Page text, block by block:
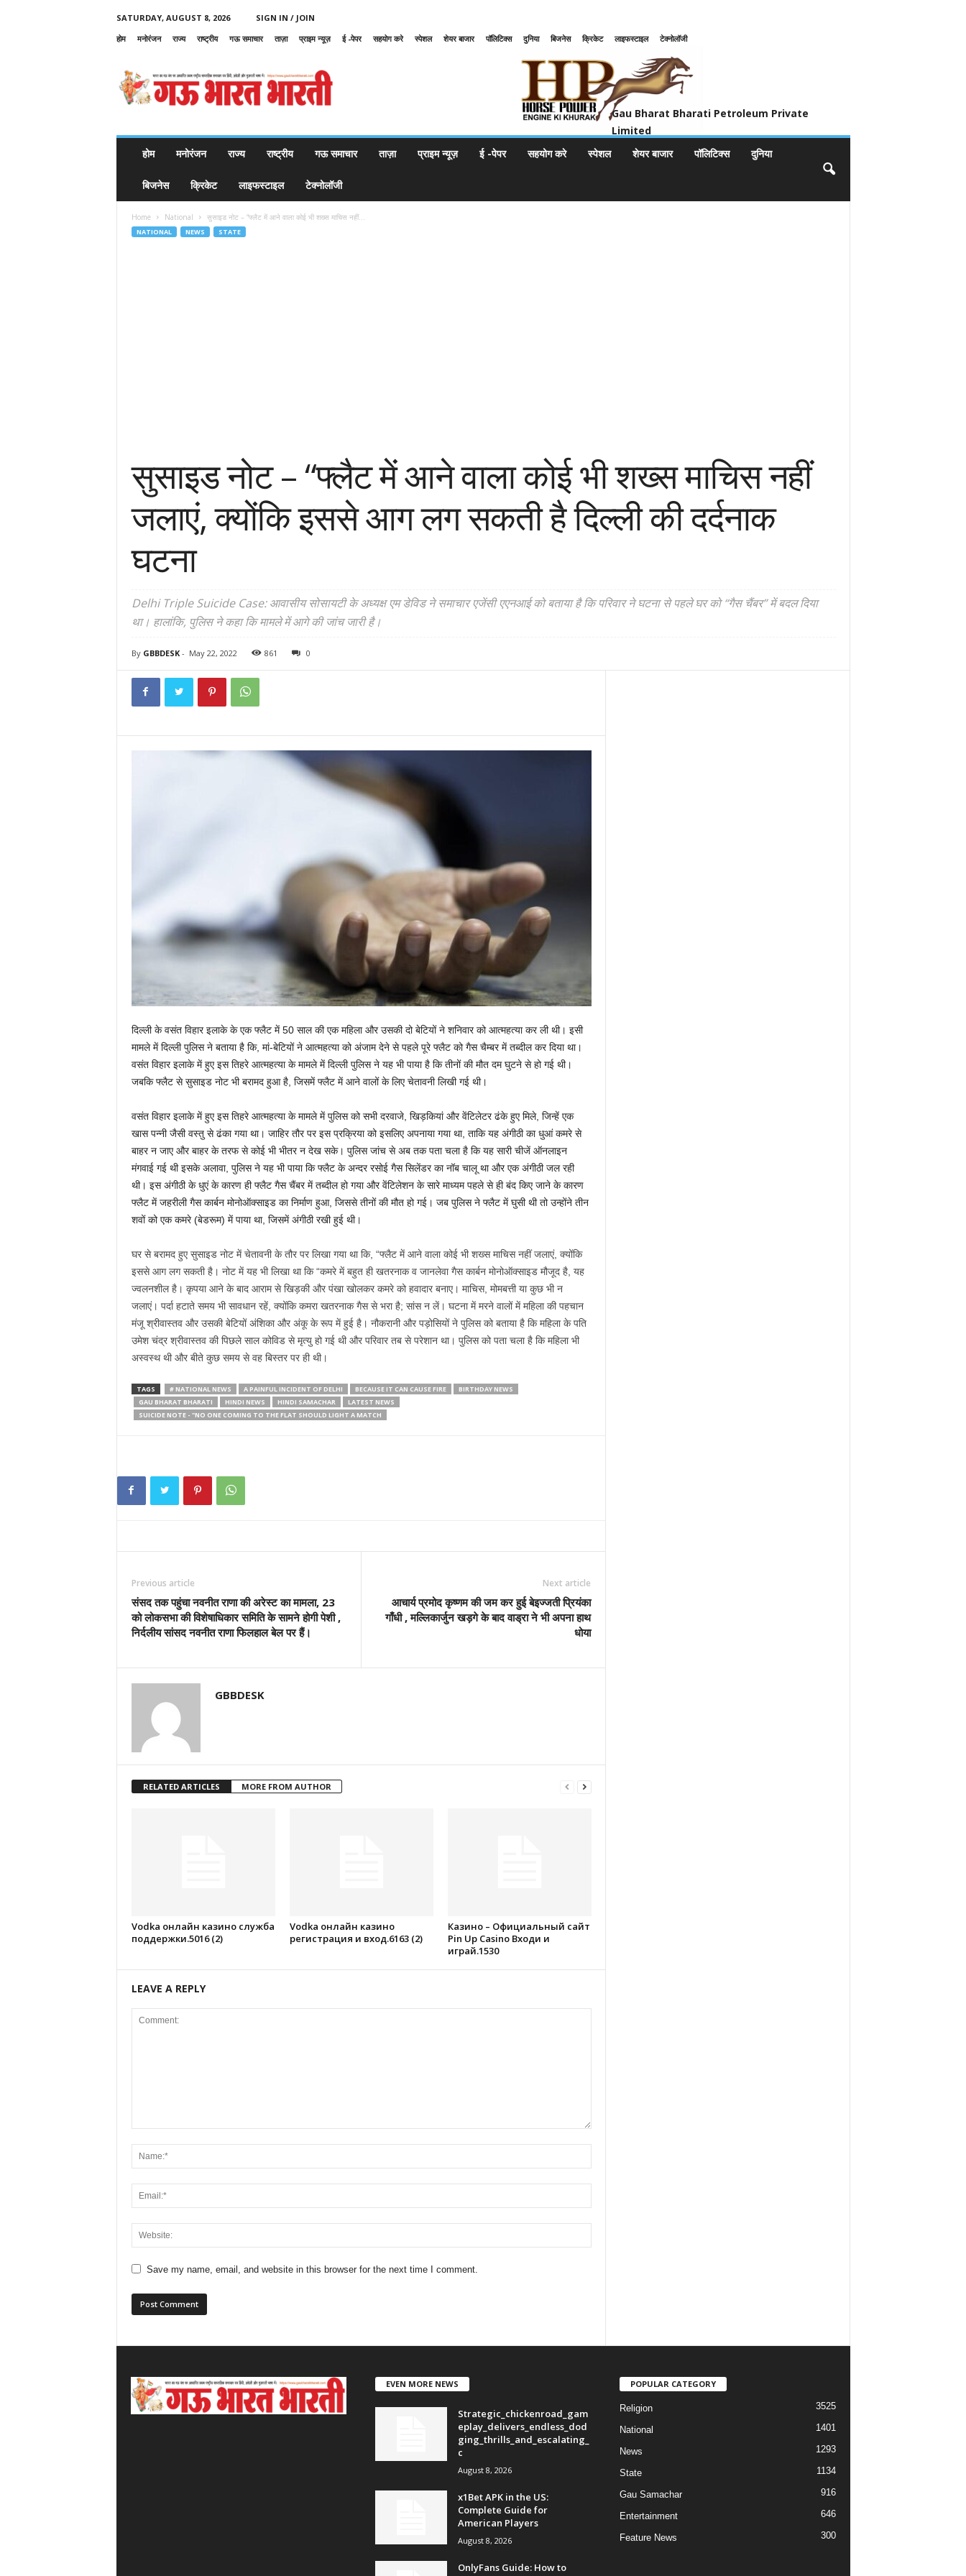
SATURDAY, AUGUST 8, 2026
SIGN IN / JOIN
होम
मनोरंजन राज्य राष्ट्रीय गऊ समाचार ताज़ा प्राइम न्यूज़ ई -पेपर सहयोग करे स्पेशल शेयर बाजार पॉलिटिक्स दुनिया बिजनेस क्रिकेट लाइफस्टाइल
टेक्नोलॉजी
u
Gau Bharat Bharati Petroleum Private
Limited
होम
मनोरंजन राज्य राष्ट्रीय गऊ समाचार ताज़ा प्राइम न्यूज़ ई -पेपर सहयोग करे स्पेशल शेयर बाजार पॉलिटिक्स दुनिया
बिजनेस क्रिकेट लाइफस्टाइल टेक्नोलॉजी
Home National सुसाइड नोट – “फ्लैट में आने वाला कोई भी शख्स माचिस नहीं...
NATIONAL NEWS STATE
सुसाइड नोट – “फ्लैट में आने वाला कोई भी शख्स माचिस नहीं
जलाएं, क्योंकि इससे आग लग सकती है दिल्ली की दर्दनाक
घटना
Delhi Triple Suicide Case: आवासीय सोसायटी के अध्यक्ष एम डेविड ने समाचार एजेंसी एएनआई को बताया है कि परिवार ने घटना से पहले घर को “गैस चैंबर” में बदल दिया
था। हालांकि, पुलिस ने कहा कि मामले में आगे की जांच जारी है।
By GBBDESK- May 22, 2022 861 0
दिल्ली के वसंत विहार इलाके के एक फ्लैट में 50 साल की एक महिला और उसकी दो बेटियों ने शनिवार को आत्महत्या कर ली थी। इसी
मामले में दिल्ली पुलिस ने बताया है कि, मां-बेटियों ने आत्महत्या को अंजाम देने से पहले पूरे फ्लैट को गैस चैम्बर में तब्दील कर दिया था।
वसंत विहार इलाके में हुए इस तिहरे आत्महत्या के मामले में दिल्ली पुलिस ने यह भी पाया है कि तीनों की मौत दम घुटने से हो गई थी।
जबकि फ्लैट से सुसाइड नोट भी बरामद हुआ है, जिसमें फ्लैट में आने वालों के लिए चेतावनी लिखी गई थी।
वसंत विहार इलाके में हुए इस तिहरे आत्महत्या के मामले में पुलिस को सभी दरवाजे, खिड़कियां और वेंटिलेटर ढंके हुए मिले, जिन्हें एक
खास पन्नी जैसी वस्तु से ढंका गया था। जाहिर तौर पर इस प्रक्रिया को इसलिए अपनाया गया था, ताकि यह अंगीठी का धुआं कमरे से
बाहर न जाए और बाहर के तरफ से कोई भी भीतर न देख सके। पुलिस जांच से अब तक पता चला है कि यह सारी चीजें ऑनलाइन
मंगवाई गई थी इसके अलावा, पुलिस ने यह भी पाया कि फ्लैट के अन्दर रसोई गैस सिलेंडर का नॉब चालू था और एक अंगीठी जल रही
थी। इस अंगीठी के धुएं के कारण ही फ्लैट गैस चैंबर में तब्दील हो गया और वेंटिलेशन के सारे माध्यम पहले से ही बंद किए जाने के कारण
फ्लैट में जहरीली गैस कार्बन मोनोऑक्साइड का निर्माण हुआ, जिससे तीनों की मौत हो गई। जब पुलिस ने फ्लैट में घुसी थी तो उन्होंने तीन
शवों को एक कमरे (बेडरूम) में पाया था, जिसमें अंगीठी रखी हुई थी।
घर से बरामद हुए सुसाइड नोट में चेतावनी के तौर पर लिखा गया था कि, “फ्लैट में आने वाला कोई भी शख्स माचिस नहीं जलाएं, क्योंकि
इससे आग लग सकती है। नोट में यह भी लिखा था कि “कमरे में बहुत ही खतरनाक व जानलेवा गैस कार्बन मोनोऑक्साइड मौजूद है, यह
ज्वलनशील है। कृपया आने के बाद आराम से खिड़की और पंखा खोलकर कमरे को हवादार बनाए। माचिस, मोमबत्ती या कुछ भी न
जलाएं। पर्दा हटाते समय भी सावधान रहें, क्योंकि कमरा खतरनाक गैस से भरा है; सांस न लें। घटना में मरने वालों में महिला की पहचान
मंजू श्रीवास्तव और उसकी बेटियों अंशिका और अंकू के रूप में हुई है। नौकरानी और पड़ोसियों ने पुलिस को बताया है कि महिला के पति
उमेश चंद्र श्रीवास्तव की पिछले साल कोविड से मृत्यु हो गई थी और परिवार तब से परेशान था। पुलिस को पता चला है कि महिला भी
अस्वस्थ थी और बीते कुछ समय से वह बिस्तर पर ही थी।
TAGS # NATIONAL NEWS A PAINFUL INCIDENT OF DELHI BECAUSE IT CAN CAUSE FIRE
BIRTHDAY NEWS
GAU BHARAT BHARATI
HINDI NEWS HINDI SAMACHAR
LATEST NEWS
SUICIDE NOTE - "NO ONE COMING TO THE FLAT SHOULD LIGHT A MATCH
Previous article
संसद तक पहुंचा नवनीत राणा की अरेस्ट का मामला, 23
को लोकसभा की विशेषाधिकार समिति के सामने होगी पेशी ,
निर्दलीय सांसद नवनीत राणा फिलहाल बेल पर हैं।
Next article
आचार्य प्रमोद कृष्णम की जम कर हुई बेइज्जती प्रियंका
गाँधी , मल्लिकार्जुन खड़गे के बाद वाड्रा ने भी अपना हाथ
धोया
GBBDESK
RELATED ARTICLES MORE FROM AUTHOR
Vodka онлайн казино служба
поддержки.5016 (2)
Vodka онлайн казино
регистрация и вход.6163 (2)
Казино – Официальный сайт
Pin Up Casino Входи и
играй.1530
LEAVE A REPLY
Save my name, email, and website in this browser for the next time I comment.
EVEN MORE NEWS
Strategic_chickenroad_gam
eplay_delivers_endless_dod
ging_thrills_and_escalating_
c
August 8, 2026
x1Bet APK in the US:
Complete Guide for
American Players
August 8, 2026
OnlyFans Guide: How to
POPULAR CATEGORY
Religion 3525
National 1401
News 1293
State 1134
Gau Samachar 916
Entertainment 646
Feature News 300